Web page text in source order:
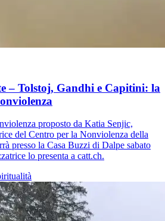
– Tolstoj, Gandhi e Capitini: la
proposto da Katia Senjic,
del Centro per la Nonviolenza della
presso la Casa Buzzi di Dalpe sabato
lo presenta a catt.ch.